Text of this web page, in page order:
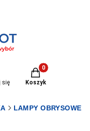
się
Produkty w
Koszyk
LAMPY OBRYSOWE